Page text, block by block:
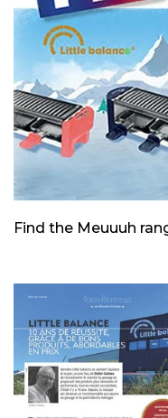
Find the Meuuuh